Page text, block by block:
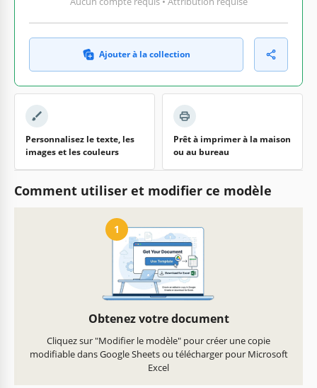
Ajouter à la collection
Personnalisez le texte, les
images et les couleurs
Prêt à imprimer à la maison
ou au bureau
Comment utiliser et modifier ce modèle
1
Obtenez votre document
Cliquez sur "Modifier le modèle" pour créer une copie
modifiable dans Google Sheets ou télécharger pour Microsoft
Excel